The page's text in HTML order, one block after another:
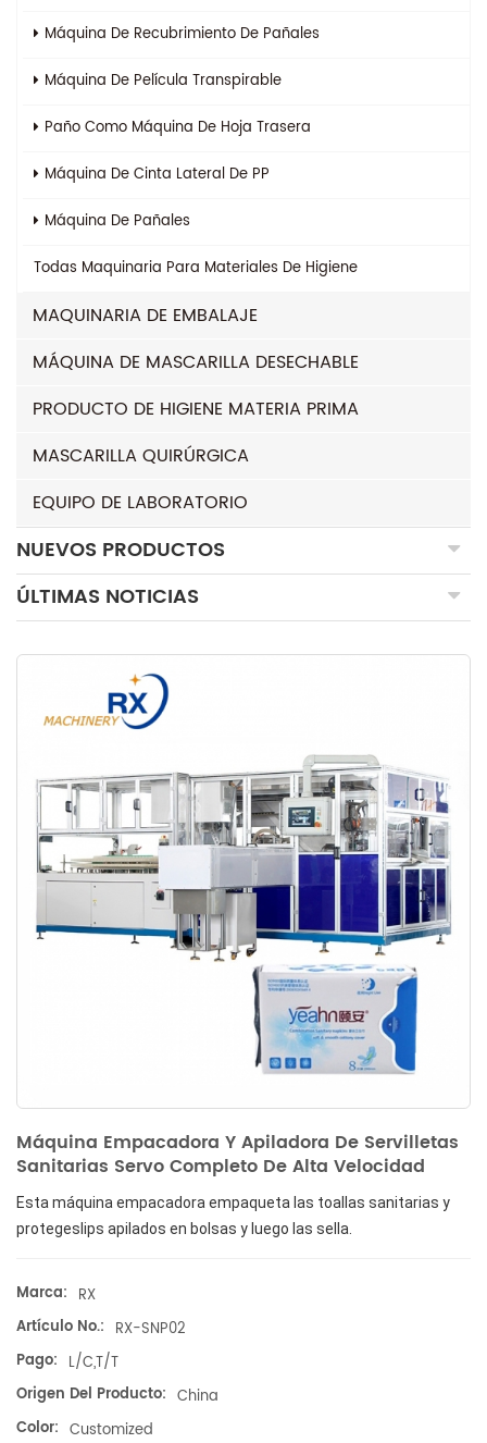
Máquina De Recubrimiento De Pañales
Máquina De Película Transpirable
Paño Como Máquina De Hoja Trasera
Máquina De Cinta Lateral De PP
Máquina De Pañales
Todas Maquinaria Para Materiales De Higiene
MAQUINARIA DE EMBALAJE
MÁQUINA DE MASCARILLA DESECHABLE
PRODUCTO DE HIGIENE MATERIA PRIMA
MASCARILLA QUIRÚRGICA
EQUIPO DE LABORATORIO
NUEVOS PRODUCTOS
ÚLTIMAS NOTICIAS
Máquina Empacadora Y Apiladora De Servilletas
Sanitarias Servo Completo De Alta Velocidad
Esta máquina empacadora empaqueta las toallas sanitarias y
protegeslips apilados en bolsas y luego las sella.
Marca: RX
Artículo No.: RX-SNP02
Pago: L/C,T/T
Origen Del Producto: China
Color: Customized